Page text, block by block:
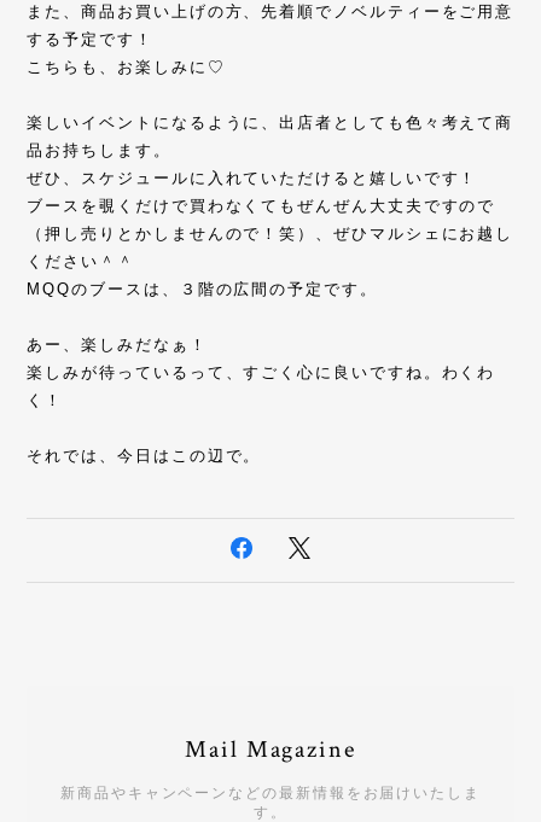
また、商品お買い上げの方、先着順でノベルティーをご用意
する予定です！
こちらも、お楽しみに♡
楽しいイベントになるように、出店者としても色々考えて商
品お持ちします。
ぜひ、スケジュールに入れていただけると嬉しいです！
ブースを覗くだけで買わなくてもぜんぜん大丈夫ですので
（押し売りとかしませんので！笑）、ぜひマルシェにお越し
ください＾＾
MQQのブースは、３階の広間の予定です。
あー、楽しみだなぁ！
楽しみが待っているって、すごく心に良いですね。わくわ
く！
それでは、今日はこの辺で。
Mail Magazine
新商品やキャンペーンなどの最新情報をお届けいたしま
す。